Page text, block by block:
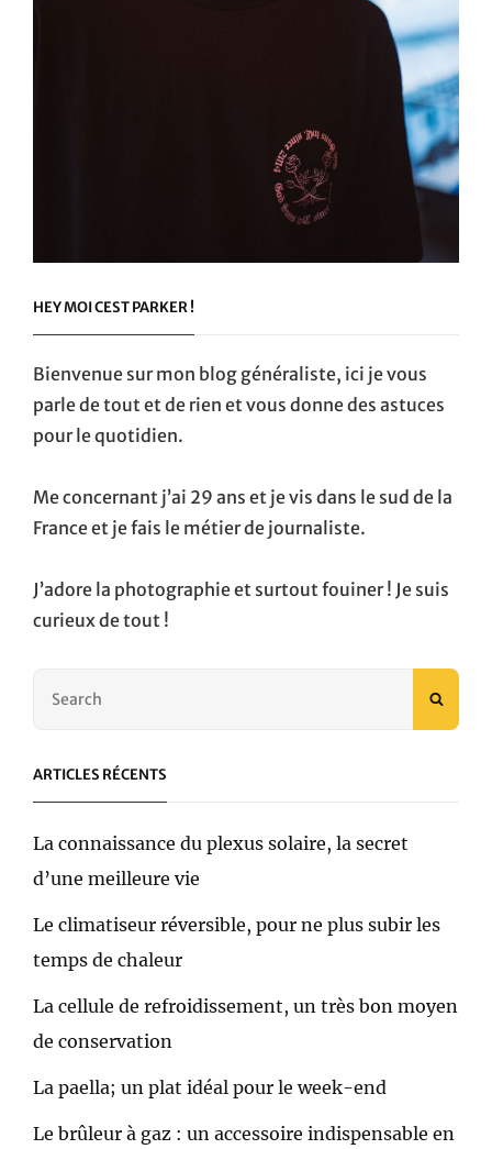
HEY MOI CEST PARKER !
Bienvenue sur mon blog généraliste, ici je vous
parle de tout et de rien et vous donne des astuces
pour le quotidien.
Me concernant j’ai 29 ans et je vis dans le sud de la
France et je fais le métier de journaliste.
J’adore la photographie et surtout fouiner ! Je suis
curieux de tout !
ARTICLES RÉCENTS
La connaissance du plexus solaire, la secret
d’une meilleure vie
Le climatiseur réversible, pour ne plus subir les
temps de chaleur
La cellule de refroidissement, un très bon moyen
de conservation
La paella; un plat idéal pour le week-end
Le brûleur à gaz : un accessoire indispensable en